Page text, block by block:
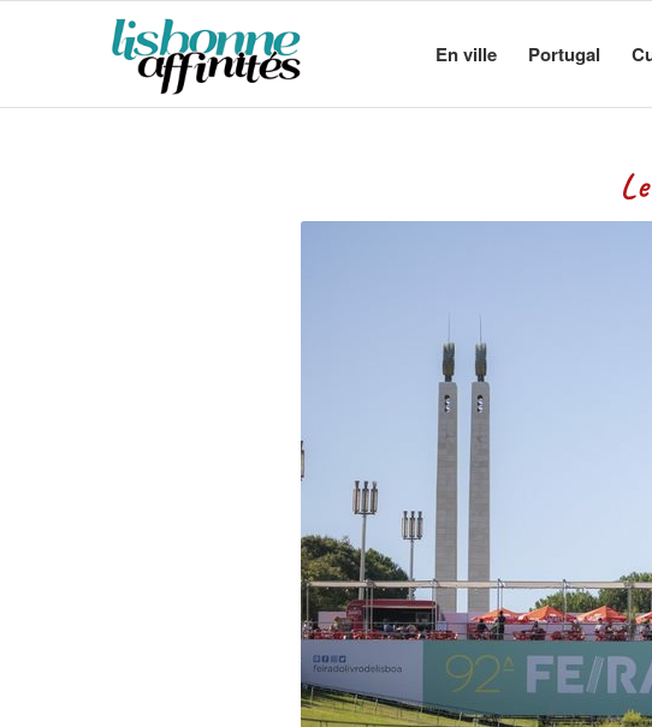
En ville Portugal
Le salon du livre